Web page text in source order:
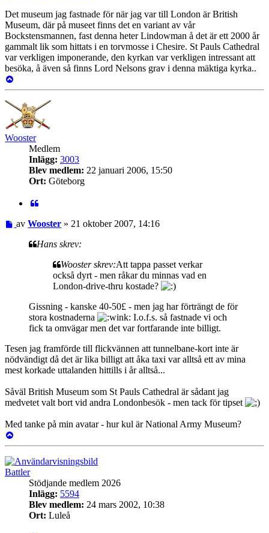
Det museum jag fastnade för när jag var till London är British
Museum, där på museet finns det en variant av vår
Bockstensmannen, fast denna heter Lindowman å det är ett 2000 år
gammalt lik som hittats i en torvmosse i Chesire. St Pauls Cathedral
var verkligen imponerande, den kyrkan var verkligen intressant att
besöka, å även så finns Lord Nelsons grav i denna mäktiga kyrka..
Wooster
Medlem
Inlägg: 3003
Blev medlem: 22 januari 2006, 15:50
Ort: Göteborg
Inlägg
avWooster » 21 oktober 2007, 14:16
Hans skrev:
Wooster skrev:Att tappa passet verkar
också dyrt - men råkar du minnas vad en
London-drive-thru kostade?
Gissning - kanske 40-50£ - men jag har förträngt de för
stora kostnaderna
I.o.f.s. så fastnade vi och
fick ta omvägar men det var fortfarande inte billigt.
Tesen jag framförde till flickvännen att tunnelbane-kort inte är
nödvändigt då det är lika billigt att åka taxi var alltså ett av mina
mest korkade uttalanden hittills i år alltså...
Såväl British Museum som St Pauls Cathedral är sådant jag
medvetet valt bort vid andra Londonbesök - men tack för tipset
Med tanke på min avatar - hur kul är National Army Museum?
Battler
Stödjande medlem 2026
Inlägg: 5594
Blev medlem: 24 mars 2002, 10:38
Ort: Luleå